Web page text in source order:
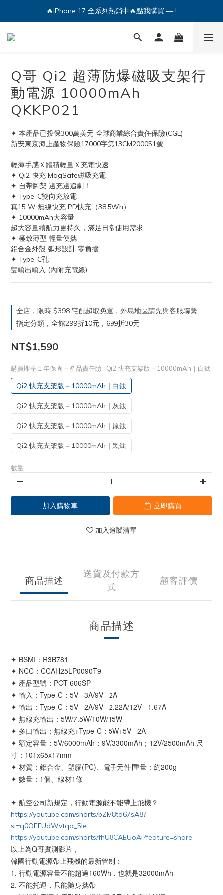
🔥iPhone 17 全系列熱銷中🔥點我購買 — !
🔥iPhone 17 全系列熱銷中🔥點我購買 — !
💕加入Q哥 Line 新好友領優惠券！🎫
Q哥 Qi2 超薄防爆磁吸支架行
動電源 10000mAh
QKKP021
✦ 本產品已投保300萬美元 全球商業綜合責任保險(CGL)
新安東京海上產物保險17000字第13CM200051號
輕薄手感Ｘ體積輕量Ｘ充電快速
✦ Qi2 快充 MagSafe磁吸充電
✦ 自帶腳架 邊充邊追劇！
✦ Type-C雙向充放電
真15 W 無線快充 PD快充（38.5Wh）
✦ 10000mAh大容量
超大容量續航力更持久，滿足日常使用需求
✦ 極致薄型 輕量便攜
鋁合金外殼 弧形設計 零負擔
✦ Type-C孔
雙輸出輸入 (內附充電線)
全店，限時 $398 宅配超取免運，外島地區請先與客服聯繫
指定分類，全館299折10元，699折30元
NT$1,590
購買即享１年保固＋產品責任險 : Qi2 快充支架版－10000mAh｜白鈦
Qi2 快充支架版－10000mAh｜白鈦
Qi2 快充支架版－10000mAh｜灰鈦
Qi2 快充支架版－10000mAh｜原鈦
Qi2 快充支架版－10000mAh｜黑鈦
數量
加入購物車 立即購買
加入追蹤清單
商品描述
送貨及付款方
式
顧客評價
商品描述
✦ BSMI：R3B781
✦ NCC： CCAH25LP0090T9
✦ 產品型號：POT-606SP
✦ 輸入：Type-C：5V 3A/9V 2A
✦ 輸出：Type-C：5V 2A/9V 2.22A/12V 1.67A
✦ 無線充輸出：5W/7.5W/10W/15W
✦ 多口輸出：無線充+Type-C：5W+5V 2A
✦ 額定容量：5V/6000mAh；9V/3300mAh ；12V/2500mAh∣尺
寸：101x65x17mm
✦ 材質：鋁合金、塑膠(PC)、電子元件∣重量：約200g
✦ 數量：1個、線材1條
✦ 航空公司新規定，行動電源能不能帶上飛機？
https://youtube.com/shorts/bZM8td67sA8?
si=q0OEFUdWvtqa_5Ie
https://youtube.com/shorts/fhU8CAEUoAI?feature=share
以上為Q哥實測影片，
韓國行動電源帶上飛機的最新管制：
1. 行動電源容量不能超過160Wh，也就是32000mAh
2. 不能托運，只能隨身攜帶